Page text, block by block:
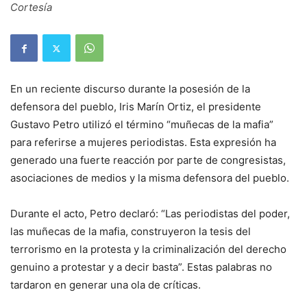
Cortesía
En un reciente discurso durante la posesión de la
defensora del pueblo, Iris Marín Ortiz, el presidente
Gustavo Petro utilizó el término “muñecas de la mafia”
para referirse a mujeres periodistas. Esta expresión ha
generado una fuerte reacción por parte de congresistas,
asociaciones de medios y la misma defensora del pueblo.
Durante el acto, Petro declaró: “Las periodistas del poder,
las muñecas de la mafia, construyeron la tesis del
terrorismo en la protesta y la criminalización del derecho
genuino a protestar y a decir basta”. Estas palabras no
tardaron en generar una ola de críticas.